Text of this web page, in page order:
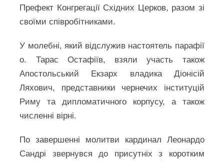
Префект Конгрегації Східних Церков, разом зі
своїми співробітниками.
У молебні, який відслужив настоятель парафії
о. Тарас Остафіїв, взяли участь також
Апостольський Екзарх владика Діонісій
Ляхович, представники чернечих інституцій
Риму та дипломатичного корпусу, а також
численні вірні.
По завершенні молитви кардинал Леонардо
Сандрі звернувся до присутніх з коротким